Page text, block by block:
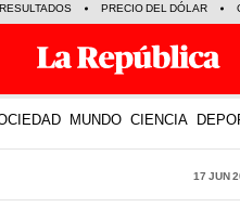
PRECIO DEL DÓLAR
MUNDO CIENCIA
17 Jun